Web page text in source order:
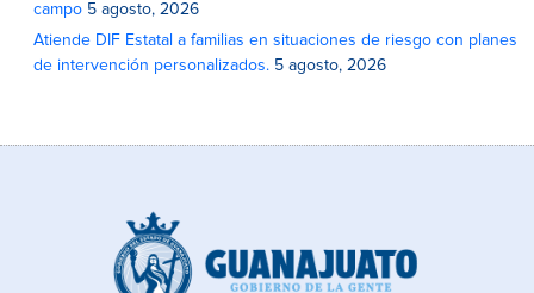
campo 5 agosto, 2026
Atiende DIF Estatal a familias en situaciones de riesgo con planes
de intervención personalizados. 5 agosto, 2026